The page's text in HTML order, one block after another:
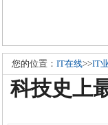
您的位置： IT在线>>IT
科技史上